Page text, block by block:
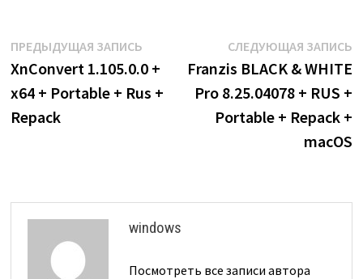
Навигация
по
записям
ПРЕДЫДУЩАЯ ЗАПИСЬПредыдущая
запись:
XnConvert 1.105.0.0 +
x64 + Portable + Rus +
Repack
СЛЕДУЮЩАЯ ЗАПИСЬ
Franzis BLACK & WHITE
Pro 8.25.04078 + RUS +
Portable + Repack +
macOS
windows
Посмотреть все записи автора